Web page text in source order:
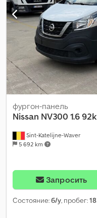
Sint-Katelijne-Waver
5 692 km
фургон-панель
Nissan NV300 1.6
Запросить
Состояние:б/у, пробег: